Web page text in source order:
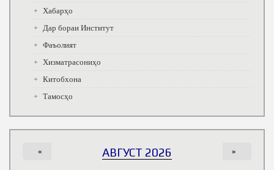
Хабарҳо
Дар бораи Институт
Фаъолият
Хизматрасониҳо
Китобхона
Тамосҳо
АВГУСТ 2026
« »